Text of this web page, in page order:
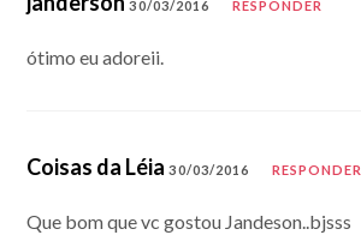
30/03/2016 RESPONDER
ótimo eu adoreii.
Coisas da Léia 30/03/2016 RESPONDER
Que bom que vc gostou Jandeson..bjsss